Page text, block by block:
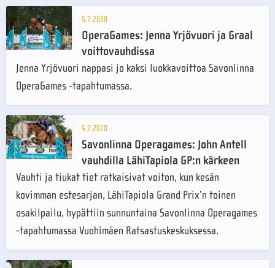
5.7.2020
OperaGames: Jenna Yrjövuori ja Graal
voittovauhdissa
Jenna Yrjövuori nappasi jo kaksi luokkavoittoa Savonlinna
OperaGames -tapahtumassa.
5.7.2020
Savonlinna Operagames: John Antell
vauhdilla LähiTapiola GP:n kärkeen
Vauhti ja tiukat tiet ratkaisivat voiton, kun kesän
kovimman estesarjan, LähiTapiola Grand Prix’n toinen
osakilpailu, hypättiin sunnuntaina Savonlinna Operagames
-tapahtumassa Vuohimäen Ratsastuskeskuksessa.